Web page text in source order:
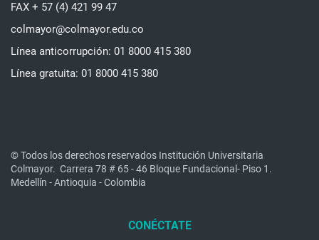
FAX + 57 (4) 421 99 47
colmayor@colmayor.edu.co
Línea anticorrupción: 01 8000 415 380
Línea gratuita: 01 8000 415 380
© Todos los derechos reservados Institución Universitaria
Colmayor. Carrera 78 # 65 - 46 Bloque Fundacional- Piso 1.
Medellín - Antioquia - Colombia